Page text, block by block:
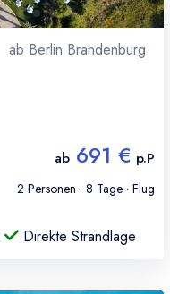
ab Berlin Brandenburg
ab 691 € p.P
2 Personen · 8 Tage · Flug
Direkte Strandlage